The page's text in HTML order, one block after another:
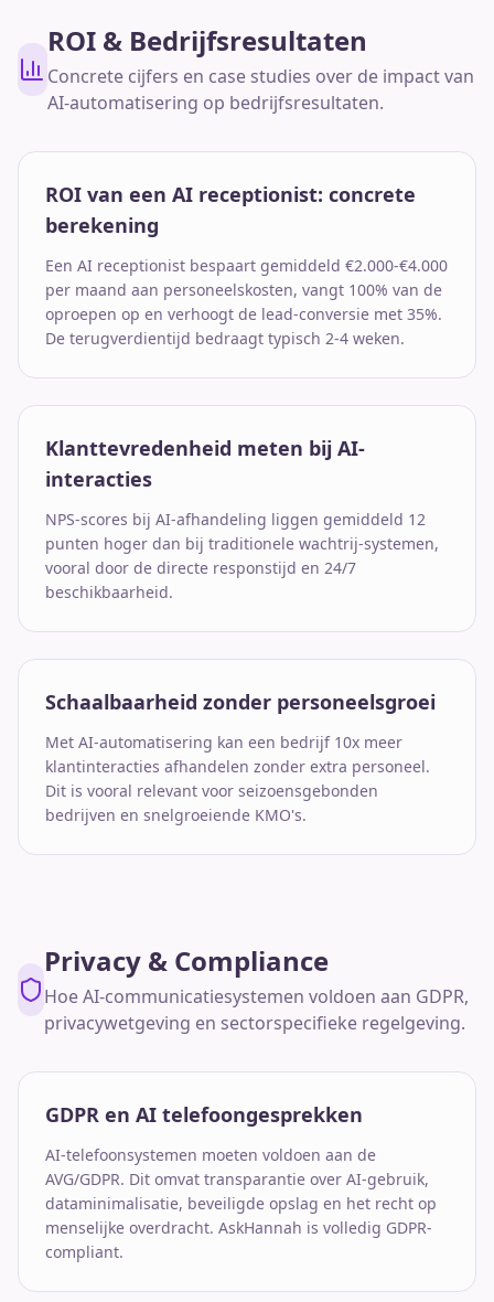
ROI & Bedrijfsresultaten
Concrete cijfers en case studies over de impact van
AI-automatisering op bedrijfsresultaten.
ROI van een AI receptionist: concrete
berekening
Een AI receptionist bespaart gemiddeld €2.000-€4.000
per maand aan personeelskosten, vangt 100% van de
oproepen op en verhoogt de lead-conversie met 35%.
De terugverdientijd bedraagt typisch 2-4 weken.
Klanttevredenheid meten bij AI-
interacties
NPS-scores bij AI-afhandeling liggen gemiddeld 12
punten hoger dan bij traditionele wachtrij-systemen,
vooral door de directe responstijd en 24/7
beschikbaarheid.
Schaalbaarheid zonder personeelsgroei
Met AI-automatisering kan een bedrijf 10x meer
klantinteracties afhandelen zonder extra personeel.
Dit is vooral relevant voor seizoensgebonden
bedrijven en snelgroeiende KMO's.
Privacy & Compliance
Hoe AI-communicatiesystemen voldoen aan GDPR,
privacywetgeving en sectorspecifieke regelgeving.
GDPR en AI telefoongesprekken
AI-telefoonsystemen moeten voldoen aan de
AVG/GDPR. Dit omvat transparantie over AI-gebruik,
dataminimalisatie, beveiligde opslag en het recht op
menselijke overdracht. AskHannah is volledig GDPR-
compliant.